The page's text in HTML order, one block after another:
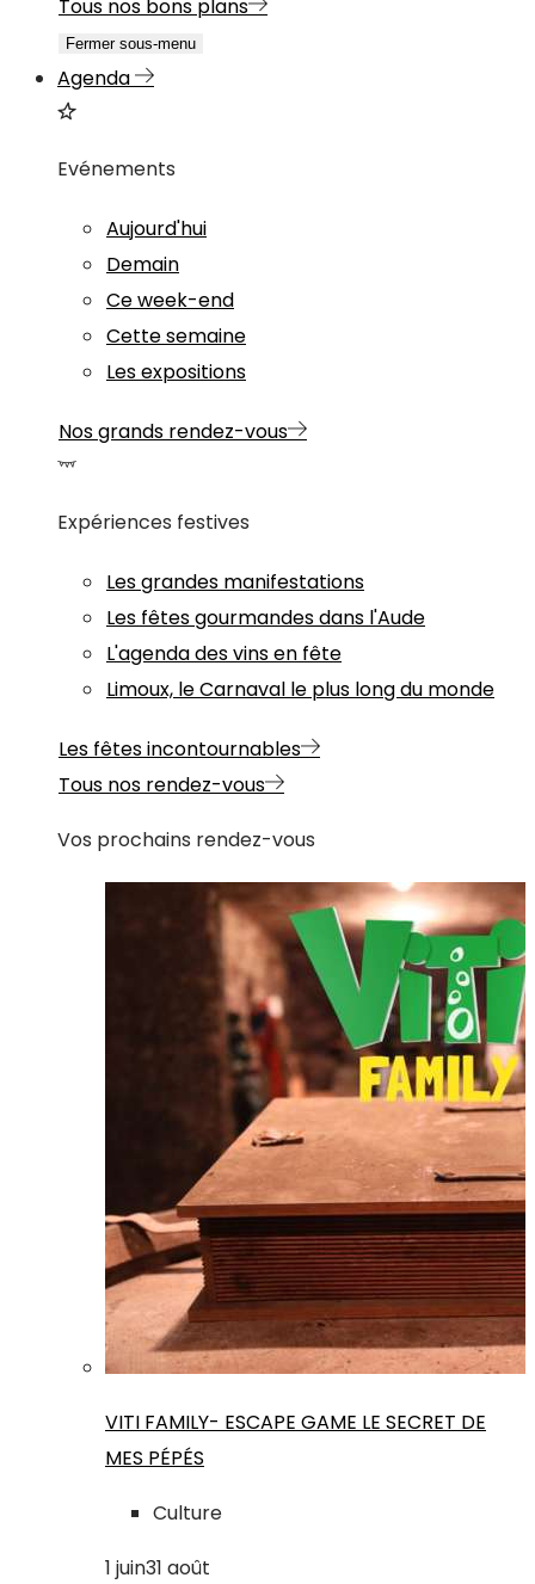
Tous nos bons plans
Fermer sous-menu
Agenda
Evénements
Aujourd'hui
Demain
Ce week-end
Cette semaine
Les expositions
Nos grands rendez-vous
Expériences festives
Les grandes manifestations
Les fêtes gourmandes dans l'Aude
L'agenda des vins en fête
Limoux, le Carnaval le plus long du monde
Les fêtes incontournables
Tous nos rendez-vous
Vos prochains rendez-vous
VITI FAMILY- ESCAPE GAME LE SECRET DE
MES PÉPÉS
Culture
1 juin31 août